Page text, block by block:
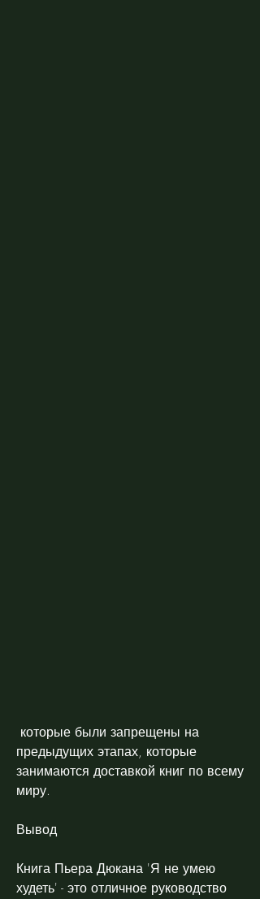
предыдущих этапах, которые
занимаются доставкой книг по всему
миру.
Вывод
Книга Пьера Дюкана 'Я не умею
худеть' - это отличное руководство